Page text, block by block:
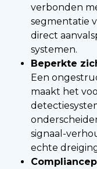
verbonden
segmentatie
direct
systemen.
Beperkte
Een
maakt het
signaal-
echte